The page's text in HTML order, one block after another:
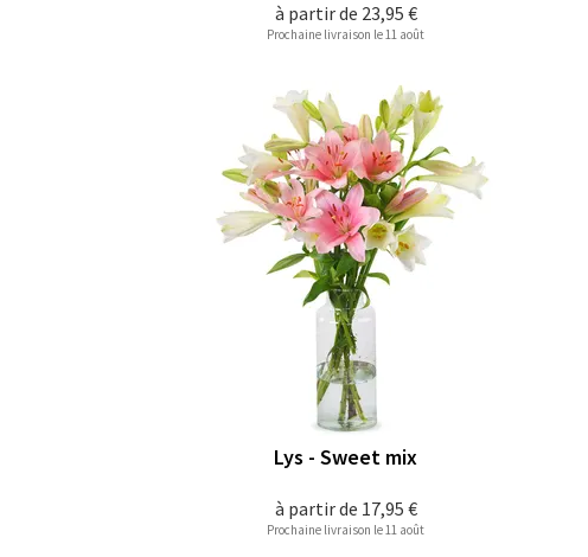
à partir de 23,95 €
Prochaine livraison le 11 août
à partir de 17,95 €
Lys - Sweet mix
Prochaine livraison le 11 août